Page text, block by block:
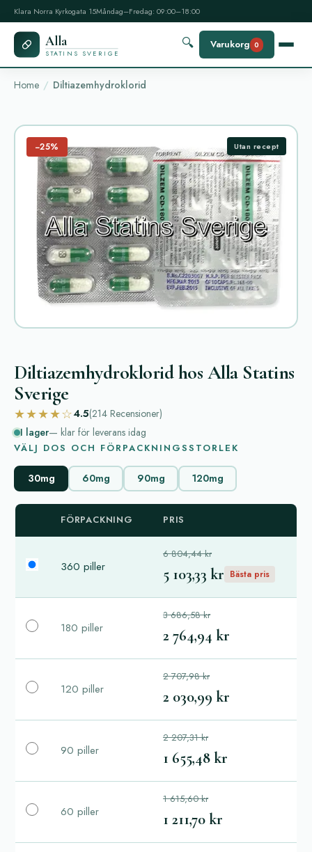
Klara Norra Kyrkogata 15Måndag–Fredag: 09:00–18:00
Alla
STATINS SVERIGE
🔍 Varukorg 0
Home Diltiazemhydroklorid
−25% Utan recept
Diltiazemhydroklorid hos Alla Statins
Sverige
★★★★☆4.5(214 Recensioner)
I lager— klar för leverans idag
VÄLJ DOS OCH FÖRPACKNINGSSTORLEK
30mg 60mg 90mg 120mg
FÖRPACKNING PRIS
360 piller
6 804,44 kr
5 103,33 kr Bästa pris
180 piller
3 686,58 kr
2 764,94 kr
120 piller
2 707,98 kr
2 030,99 kr
90 piller
2 207,31 kr
1 655,48 kr
60 piller
1 615,60 kr
1 211,70 kr